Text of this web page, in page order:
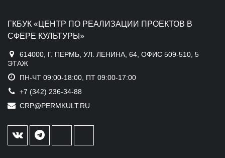
ГКБУК «ЦЕНТР ПО РЕАЛИЗАЦИИ ПРОЕКТОВ В
СФЕРЕ КУЛЬТУРЫ»
614000, Г. ПЕРМЬ, УЛ. ЛЕНИНА, 64, ОФИС 509-510, 5
ЭТАЖ
ПН-ЧТ 09:00-18:00, ПТ 09:00-17:00
+7 (342) 236-34-88
CRP@PERMKULT.RU